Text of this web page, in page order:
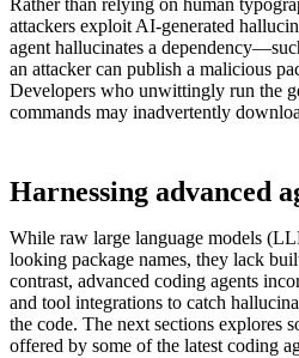
Rather than relying on human
attackers exploit AI-generated
agent hallucinates a
an attacker can publish a malicious
Developers who unwittingly run the
commands may inadvertently
Harnessing advanced
While raw large language models
looking package names, they lack
contrast, advanced coding agents
and tool integrations to catch
the code. The next sections explores
offered by some of the latest coding